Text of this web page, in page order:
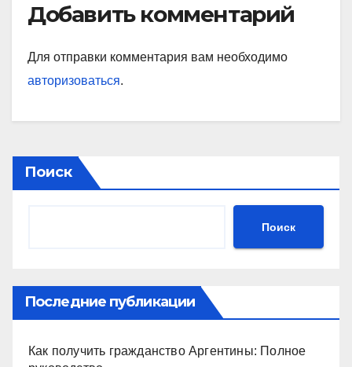
Добавить комментарий
Для отправки комментария вам необходимо
авторизоваться.
Поиск
Поиск
Последние публикации
Как получить гражданство Аргентины: Полное